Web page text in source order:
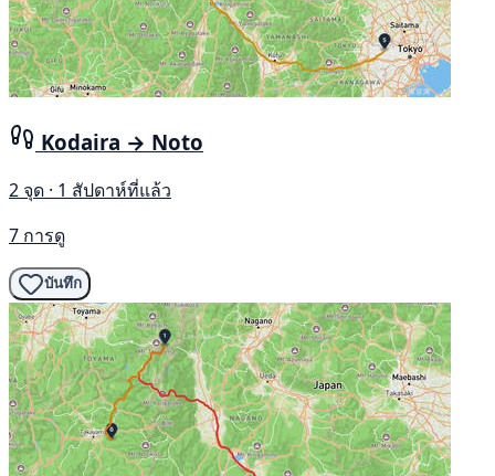
Kodaira → Noto
2 จุด · 1 สัปดาห์ที่แล้ว
7 การดู
บันทึก